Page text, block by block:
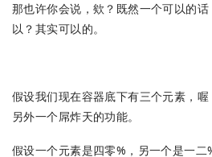
那也许你会说，欸？既然一个可以的
以？其实可以的。
假设我们现在容器底下有三个元素，
另外一个屌炸天的功能。
假设一个元素是四零%，另一个是一